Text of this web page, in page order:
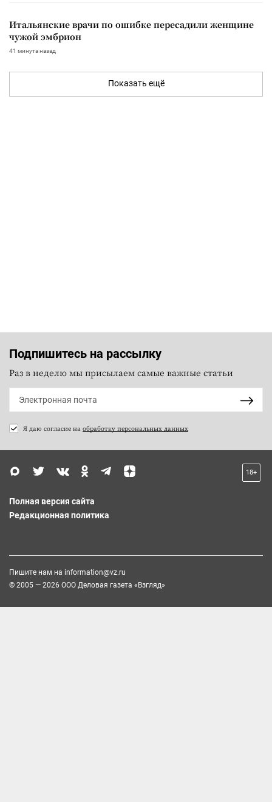
Итальянские врачи по ошибке пересадили женщине
чужой эмбрион
41 минута назад
Показать ещё
Подпишитесь на рассылку
Раз в неделю мы присылаем самые важные статьи
Я даю согласие на обработку персональных данных
18+
Полная версия сайта
Редакционная политика
Пишите нам на information@vz.ru
© 2005 — 2026 ООО Деловая газета «Взгляд»